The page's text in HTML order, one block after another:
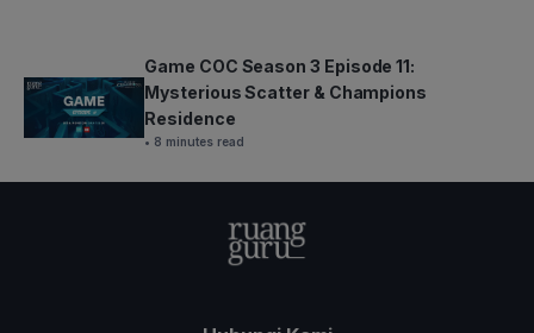
Game COC Season 3 Episode 11:
Mysterious Scatter & Champions
Residence
• 8 minutes read